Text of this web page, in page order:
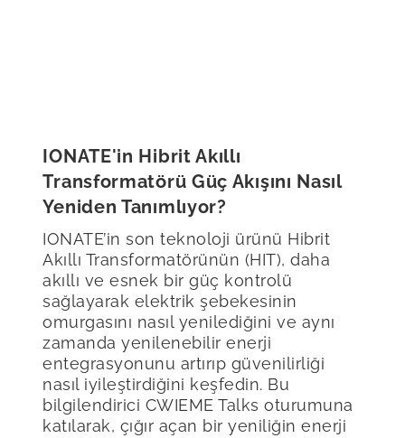
IONATE'in Hibrit Akıllı
Transformatörü Güç Akışını Nasıl
Yeniden Tanımlıyor?
IONATE’in son teknoloji ürünü Hibrit
Akıllı Transformatörünün (HIT), daha
akıllı ve esnek bir güç kontrolü
sağlayarak elektrik şebekesinin
omurgasını nasıl yenilediğini ve aynı
zamanda yenilenebilir enerji
entegrasyonunu artırıp güvenilirliği
nasıl iyileştirdiğini keşfedin. Bu
bilgilendirici CWIEME Talks oturumuna
katılarak, çığır açan bir yeniliğin enerji